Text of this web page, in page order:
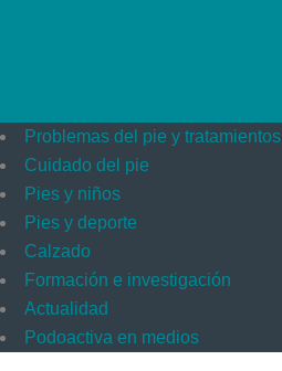
Problemas del pie y tratamientos
Cuidado del pie
Pies y niños
Pies y deporte
Calzado
Formación e investigación
Actualidad
Podoactiva en medios